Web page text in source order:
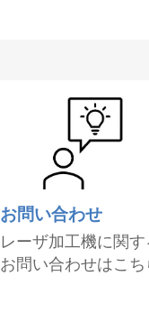
お問い合わせ
レーザ加工機に関す
お問い合わせはこち